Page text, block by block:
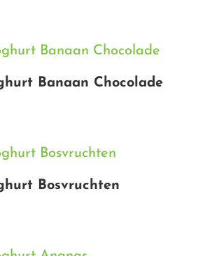
Banaan Chocolade
Bosvruchten